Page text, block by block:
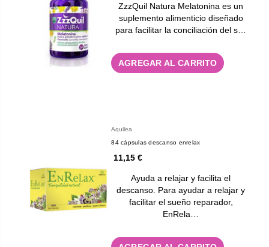
ZzzQuil Natura Melatonina es un
suplemento alimenticio diseñado
para facilitar la conciliación del s…
AGREGAR AL CARRITO
Aquilea
84 cápsulas descanso enrelax
11,15 €
Ayuda a relajar y facilita el
descanso. Para ayudar a relajar y
facilitar el sueño reparador,
EnRela…